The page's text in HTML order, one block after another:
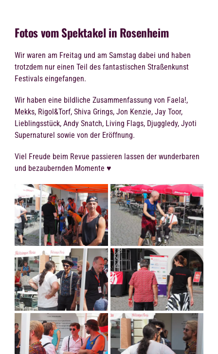
Fotos vom Spektakel in Rosenheim
Wir waren am Freitag und am Samstag dabei und haben
trotzdem nur einen Teil des fantastischen Straßenkunst
Festivals eingefangen.
Wir haben eine bildliche Zusammenfassung von Faela!,
Mekks, Rigol&Torf, Shiva Grings, Jon Kenzie, Jay Toor,
Lieblingsstück, Andy Snatch, Living Flags, Djuggledy, Jyoti
Supernaturel sowie von der Eröffnung.
Viel Freude beim Revue passieren lassen der wunderbaren
und bezaubernden Momente ♥